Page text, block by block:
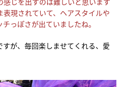
現されていて、ヘアスタイルや
っぽさが出ていましたね。
が、毎回楽しませてくれる、愛